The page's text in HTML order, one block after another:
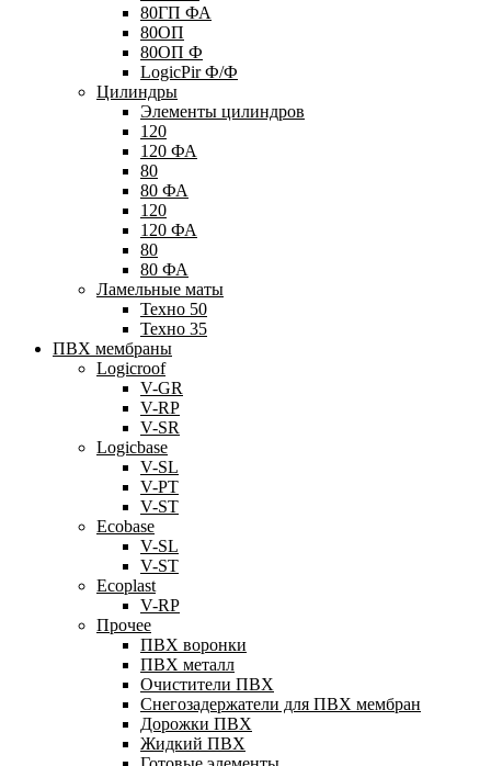
80ГП ФА
80ОП
80ОП Ф
LogicPir Ф/Ф
Цилиндры
Элементы цилиндров
120
120 ФА
80
80 ФА
120
120 ФА
80
80 ФА
Ламельные маты
Техно 50
Техно 35
ПВХ мембраны
Logicroof
V-GR
V-RP
V-SR
Logicbase
V-SL
V-PT
V-ST
Ecobase
V-SL
V-ST
Ecoplast
V-RP
Прочее
ПВХ воронки
ПВХ металл
Очистители ПВХ
Снегозадержатели для ПВХ мембран
Дорожки ПВХ
Жидкий ПВХ